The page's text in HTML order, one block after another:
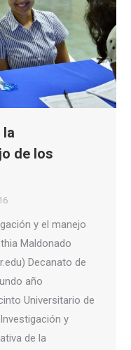
de los
y el manejo
Maldonado
Decanato de
año
Universitario de
y
de la